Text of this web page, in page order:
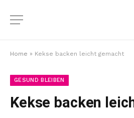
Home » Kekse backen leicht gemacht
GESUND BLEIBEN
Kekse backen